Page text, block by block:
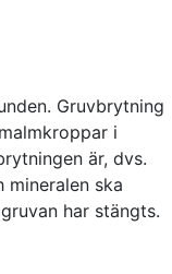
Gruvbrytning
i
är, dvs.
mineralen ska
har stängts.